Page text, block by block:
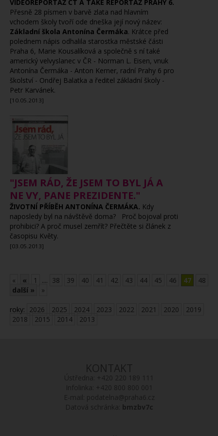
VIDEOREPORTÁŽ ČT A TAKÉ REPORTÁŽ PRAHY 6.
Přesně 28 písmen v barvě zlata nad hlavním
vchodem školy tvoří ode dneška její nový název:
Základní škola Antonína Čermáka. Krátce před
polednem nápis odhalila starostka městské části
Praha 6, Marie Kousalíková a společně s ní také
americký velvyslanec v ČR - Norman L. Eisen, vnuk
Antonína Čermáka - Anton Kerner, radní Prahy 6 pro
školství - Ondřej Balatka a ředitel základní školy -
Petr Karvánek.
[10.05.2013]
"JSEM RÁD, ŽE JSEM TO BYL JÁ A
NE VY, PANE PREZIDENTE."
ŽIVOTNÍ PŘÍBĚH ANTONÍNA ČERMÁKA. Kdy
naposledy byl na návštěvě doma? Proč bojoval proti
prohibici? A proč musel zemřít? Přečtěte si článek z
časopisu Květy.
[03.05.2013]
« « 1 .... 38 39 40 41 42 43 44 45 46 47
48
další »
»
roky: 2026 2025 2024 2023 2022 2021 2020
2019
2018
2015 2014 2013
KONTAKT
Ústředna: +420 220 189 111
Infolinka: +420 800 800 001
E-mail: podatelna@praha6.cz
Datová schránka: bmzbv7c